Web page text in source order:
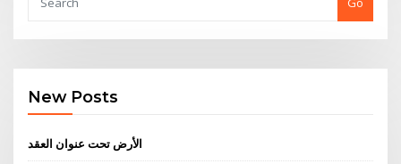
New Posts
الأرض تحت عنوان العقد